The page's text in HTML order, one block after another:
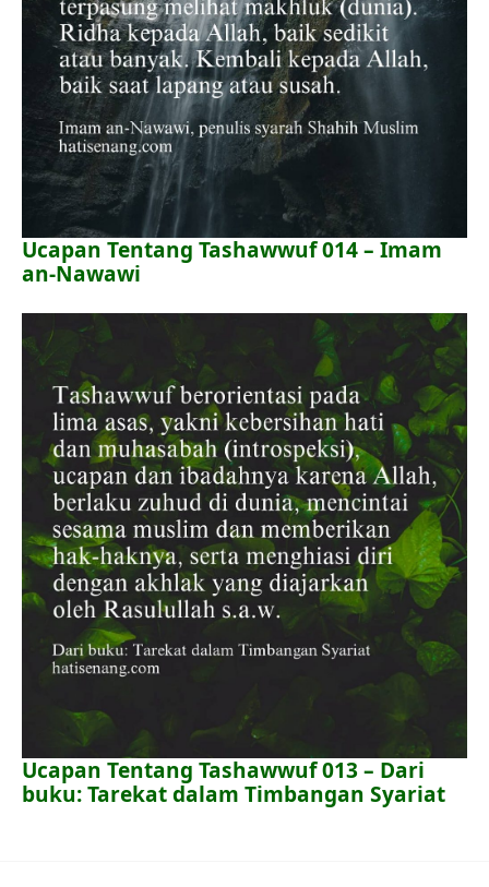
Ucapan Tentang Tashawwuf 014 – Imam
an-Nawawi
Ucapan Tentang Tashawwuf 013 – Dari
buku: Tarekat dalam Timbangan Syariat